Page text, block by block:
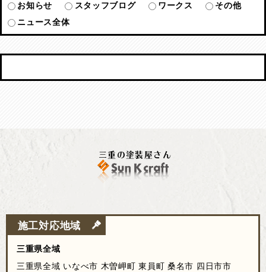
お知らせ スタッフブログ ワークス
その他
ニュース全体
三重の塗装屋さん
施工対応地域
三重県全域
三重県全域 いなべ市 木曽岬町 東員町 桑名市 四日市市